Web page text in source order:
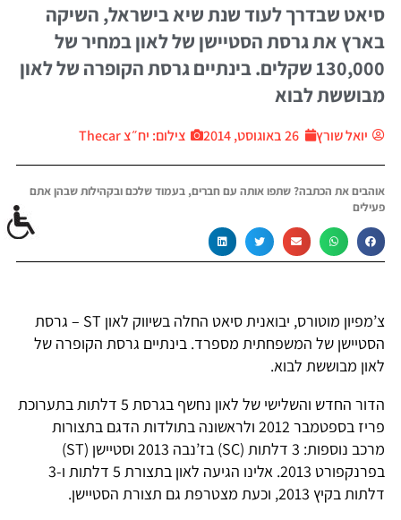
סיאט שבדרך לעוד שנת שיא בישראל, השיקה
בארץ את גרסת הסטיישן של לאון במחיר של
130,000 שקלים. בינתיים גרסת הקופרה של לאון
מבוששת לבוא
יואל שורץ 26 באוגוסט, 2014 צילום: יח״צ Thecar
אוהבים את הכתבה? שתפו אותה עם חברים, בעמוד שלכם ובקהילות שבהן אתם
פעילים
צ’מפיון מוטורס, יבואנית סיאט החלה בשיווק לאון ST – גרסת
הסטיישן של המשפחתית מספרד. בינתיים גרסת הקופרה של
לאון מבוששת לבוא.
הדור החדש והשלישי של לאון נחשף בגרסת 5 דלתות בתערוכת
פריז בספטמבר 2012 ולראשונה בתולדות הדגם בתצורות
מרכב נוספות: 3 דלתות (SC) בז’נבה 2013 וסטיישן (ST)
בפרנקפורט 2013. אלינו הגיעה לאון בתצורת 5 דלתות ו-3
דלתות בקיץ 2013, וכעת מצטרפת גם תצורת הסטיישן.